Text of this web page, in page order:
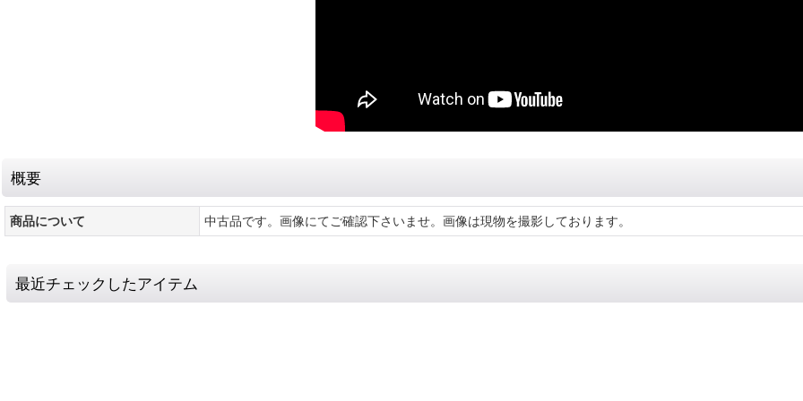
概要
商品について 中古品です。画像にてご確認下さいませ。画像は現物を撮影しております。
最近チェックしたアイテム